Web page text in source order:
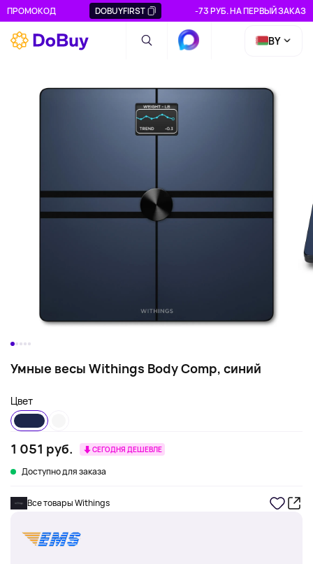
ПРОМОКОД DOBUYFIRST -73 РУБ. НА ПЕРВЫЙ ЗАКАЗ
BY
Умные весы Withings Body Comp, синий
Цвет
1 051 руб. СЕГОДНЯ ДЕШЕВЛЕ
Доступно для заказа
Все товары Withings